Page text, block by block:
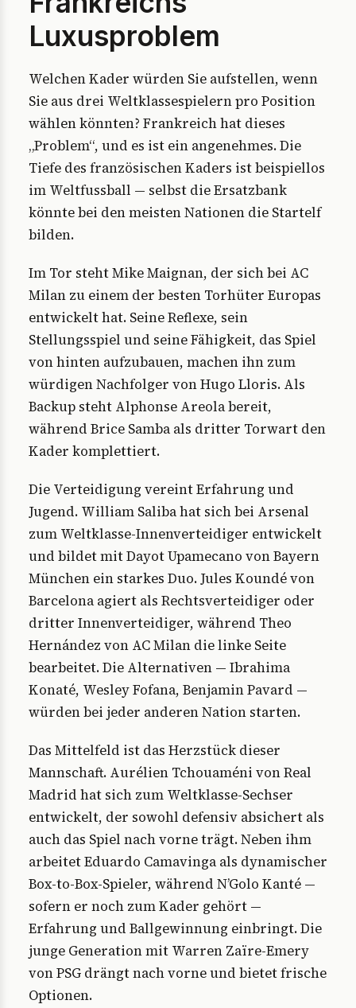
Luxusproblem
Welchen Kader würden Sie aufstellen, wenn
Sie aus drei Weltklassespielern pro Position
wählen könnten? Frankreich hat dieses
„Problem“, und es ist ein angenehmes. Die
Tiefe des französischen Kaders ist beispiellos
im Weltfussball — selbst die Ersatzbank
könnte bei den meisten Nationen die Startelf
bilden.
Im Tor steht Mike Maignan, der sich bei AC
Milan zu einem der besten Torhüter Europas
entwickelt hat. Seine Reflexe, sein
Stellungsspiel und seine Fähigkeit, das Spiel
von hinten aufzubauen, machen ihn zum
würdigen Nachfolger von Hugo Lloris. Als
Backup steht Alphonse Areola bereit,
während Brice Samba als dritter Torwart den
Kader komplettiert.
Die Verteidigung vereint Erfahrung und
Jugend. William Saliba hat sich bei Arsenal
zum Weltklasse-Innenverteidiger entwickelt
und bildet mit Dayot Upamecano von Bayern
München ein starkes Duo. Jules Koundé von
Barcelona agiert als Rechtsverteidiger oder
dritter Innenverteidiger, während Theo
Hernández von AC Milan die linke Seite
bearbeitet. Die Alternativen — Ibrahima
Konaté, Wesley Fofana, Benjamin Pavard —
würden bei jeder anderen Nation starten.
Das Mittelfeld ist das Herzstück dieser
Mannschaft. Aurélien Tchouaméni von Real
Madrid hat sich zum Weltklasse-Sechser
entwickelt, der sowohl defensiv absichert als
auch das Spiel nach vorne trägt. Neben ihm
arbeitet Eduardo Camavinga als dynamischer
Box-to-Box-Spieler, während N’Golo Kanté —
sofern er noch zum Kader gehört —
Erfahrung und Ballgewinnung einbringt. Die
junge Generation mit Warren Zaïre-Emery
von PSG drängt nach vorne und bietet frische
Optionen.